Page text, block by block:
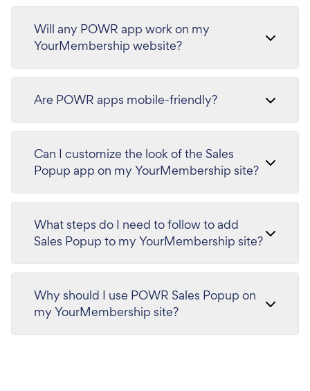
Will any POWR app work on my
YourMembership website?
Are POWR apps mobile-friendly?
Can I customize the look of the Sales
Popup app on my YourMembership site?
What steps do I need to follow to add
Sales Popup to my YourMembership site?
Why should I use POWR Sales Popup on
my YourMembership site?